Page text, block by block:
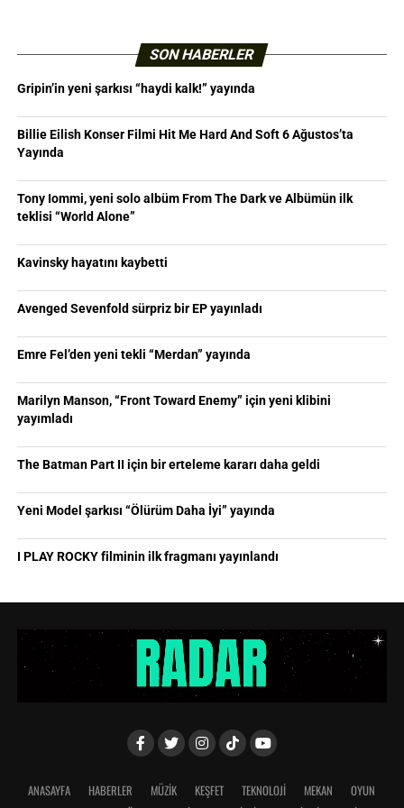
SON HABERLER
Gripin’in yeni şarkısı “haydi kalk!” yayında
Billie Eilish Konser Filmi Hit Me Hard And Soft 6 Ağustos’ta
Yayında
Tony Iommi, yeni solo albüm From The Dark ve Albümün ilk
teklisi “World Alone”
Kavinsky hayatını kaybetti
Avenged Sevenfold sürpriz bir EP yayınladı
Emre Fel’den yeni tekli “Merdan” yayında
Marilyn Manson, “Front Toward Enemy” için yeni klibini
yayımladı
The Batman Part II için bir erteleme kararı daha geldi
Yeni Model şarkısı “Ölürüm Daha İyi” yayında
I PLAY ROCKY filminin ilk fragmanı yayınlandı
ANASAYFA HABERLER MÜZİK KEŞFET TEKNOLOJİ MEKAN
OYUN